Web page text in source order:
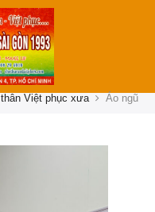
Việt phục xưa
Áo ngũ